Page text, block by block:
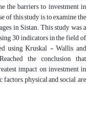
the barriers to investment in
of this study is to examine the
in Sistan. This study was a
30 indicators in the field of
using Kruskal - Wallis and
the conclusion that
impact on investment in
physical and social, are